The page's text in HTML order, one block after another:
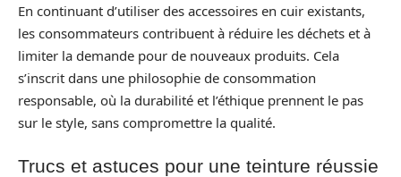
En continuant d’utiliser des accessoires en cuir existants,
les consommateurs contribuent à réduire les déchets et à
limiter la demande pour de nouveaux produits. Cela
s’inscrit dans une philosophie de consommation
responsable, où la durabilité et l’éthique prennent le pas
sur le style, sans compromettre la qualité.
Trucs et astuces pour une teinture réussie